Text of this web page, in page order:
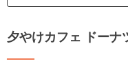
夕やけカフェ ドーナ